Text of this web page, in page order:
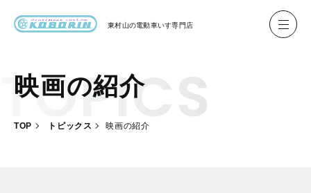
東村山の電動車いす専門店
ハイネル Hineru
ブリッジ BRIDGE TR
映画の紹介
TOP トピックス 映画の紹介